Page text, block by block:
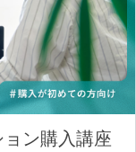
ン購入講座